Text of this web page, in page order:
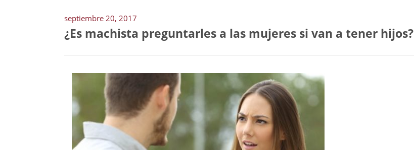
septiembre 20, 2017
¿Es machista preguntarles a las mujeres si van a tener hijos?